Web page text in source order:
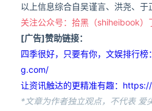
以上信息综合自吴谨言、洪尧、于
关注公众号：拾黑（shiheibook）
[广告]赞助链接：
四季很好，只要有你，文娱排行
g.com/
让资讯触达的更精准有趣：
*文章为作者独立观点，不代表 爱